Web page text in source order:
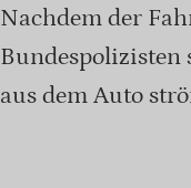
Nachdem der
Bundespolizisten
aus dem Auto